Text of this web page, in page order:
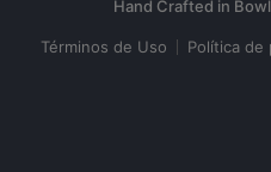
Términos de Uso Política de